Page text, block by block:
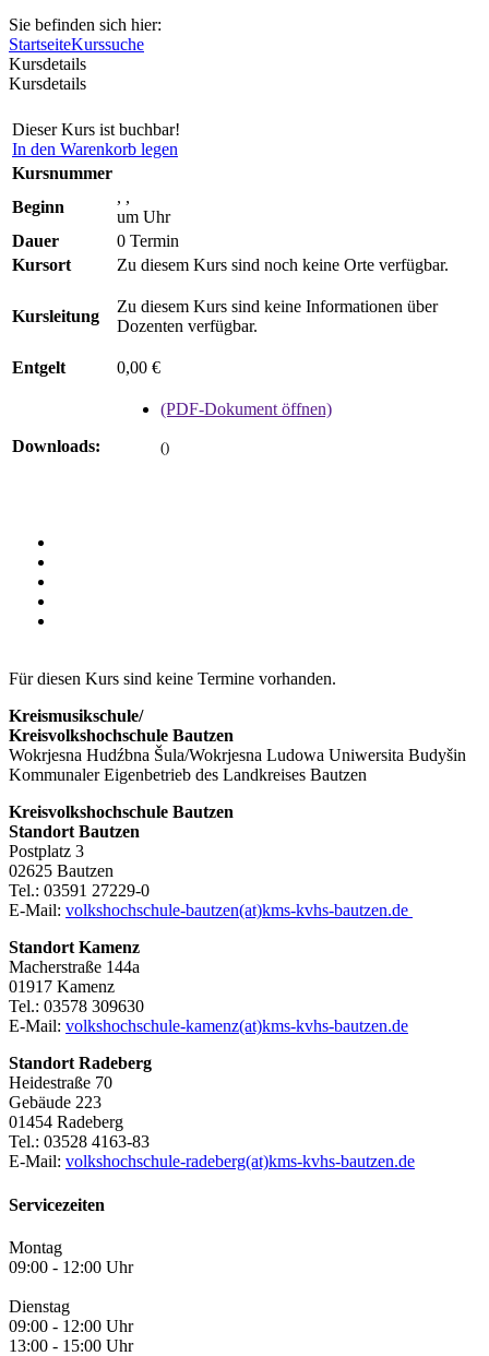
Sie befinden sich hier:
StartseiteKurssuche
Kursdetails
Kursdetails
Dieser Kurs ist buchbar!
In den Warenkorb legen
Kursnummer
Beginn
, ,
um Uhr
Dauer
0 Termin
Kursort
Zu diesem Kurs sind noch keine Orte verfügbar.
Kursleitung
Zu diesem Kurs sind keine Informationen über
Dozenten verfügbar.
Entgelt 0,00 €
Downloads:
(PDF-Dokument öffnen)
()
Für diesen Kurs sind keine Termine vorhanden.
Kreismusikschule/
Kreisvolkshochschule Bautzen
Wokrjesna Hudźbna Šula/Wokrjesna Ludowa Uniwersita Budyšin
Kommunaler Eigenbetrieb des Landkreises Bautzen
Kreisvolkshochschule Bautzen
Standort Bautzen
Postplatz 3
02625 Bautzen
Tel.: 03591 27229-0
E-Mail: volkshochschule-bautzen(at)kms-kvhs-bautzen.de
Standort Kamenz
Macherstraße 144a
01917 Kamenz
Tel.: 03578 309630
E-Mail: volkshochschule-kamenz(at)kms-kvhs-bautzen.de
Standort Radeberg
Heidestraße 70
Gebäude 223
01454 Radeberg
Tel.: 03528 4163-83
E-Mail: volkshochschule-radeberg(at)kms-kvhs-bautzen.de
Servicezeiten
Montag
09:00 - 12:00 Uhr
Dienstag
09:00 - 12:00 Uhr
13:00 - 15:00 Uhr